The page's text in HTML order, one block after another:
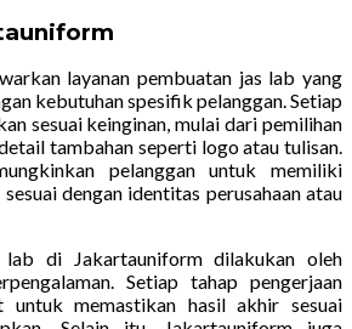
layanan pembuatan jas lab yang
kebutuhan spesifik pelanggan. Setiap
sesuai keinginan, mulai dari pemilihan
tambahan seperti logo atau tulisan.
pelanggan untuk memiliki
dengan identitas perusahaan atau
di Jakartauniform dilakukan oleh
Setiap tahap pengerjaan
untuk memastikan hasil akhir sesuai